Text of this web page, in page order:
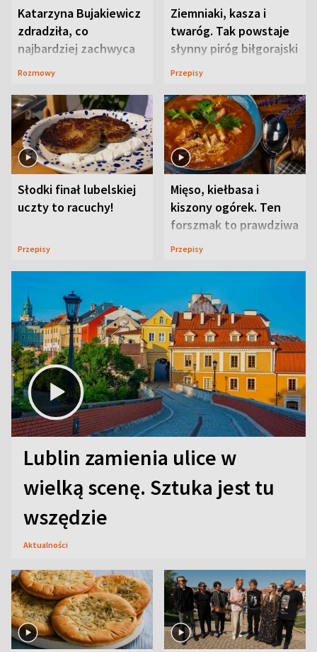
Katarzyna Bujakiewicz
zdradziła, co
najbardziej zachwyca
ją w Lublinie
Rozmowy
Ziemniaki, kasza i
twaróg. Tak powstaje
słynny piróg biłgorajski
Przepisy
Słodki finał lubelskiej
uczty to racuchy!
Przepisy
Mięso, kiełbasa i
kiszony ogórek. Ten
forszmak to prawdziwa
uczta
Przepisy
Lublin zamienia ulice w
wielką scenę. Sztuka jest tu
wszędzie
Aktualności